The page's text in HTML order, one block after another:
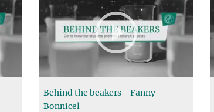
Behind the beakers - Fanny
Bonnicel